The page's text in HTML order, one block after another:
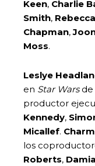
Keen, Charlie
Smith,
Chapman,
Moss.
Leslye
en Star Warsde
productor
Kennedy,
Micallef.
los
Roberts,